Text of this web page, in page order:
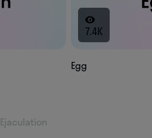
7.4K
Egg
Ejaculation